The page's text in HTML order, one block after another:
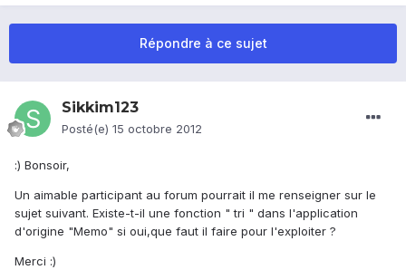
Répondre à ce sujet
Sikkim123
Posté(e) 15 octobre 2012
:) Bonsoir,
Un aimable participant au forum pourrait il me renseigner sur le
sujet suivant. Existe-t-il une fonction " tri " dans l'application
d'origine "Memo" si oui,que faut il faire pour l'exploiter ?
Merci :)